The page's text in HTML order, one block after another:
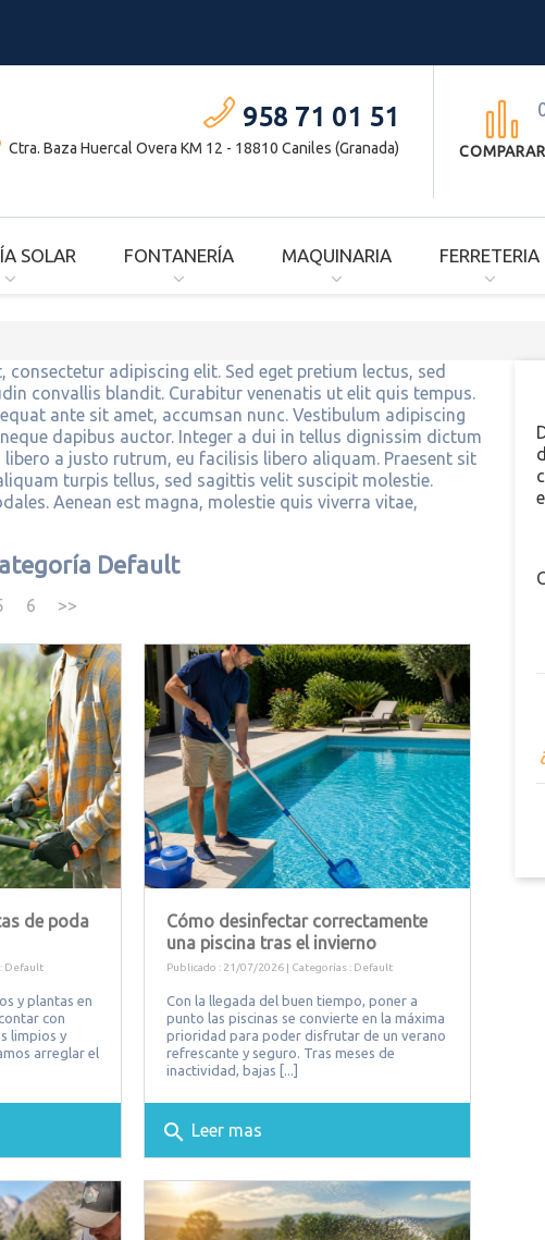

COMPARAR
958 71 01 51
Ctra. Baza Huercal Overa KM 12 - 18810 Caniles (Granada)
SOLAR FONTANERÍA MAQUINARIA FERRETERIA
adipiscing elit. Sed eget pretium lectus, sed
convallis blandit. Curabitur venenatis ut elit quis tempus.
ante sit amet, accumsan nunc. Vestibulum adipiscing
dapibus auctor. Integer a dui in tellus dignissim dictum
libero a justo rutrum, eu facilisis libero aliquam. Praesent sit
turpis tellus, sed sagittis velit suscipit molestie.
Aenean est magna, molestie quis viverra vitae,
Default
6 >>
de poda
Default
y plantas en
con
limpios y
arreglar el
Cómo desinfectar correctamente
una piscina tras el invierno
Publicado : 21/07/2026 | Categorías : Default
Con la llegada del buen tiempo, poner a
punto las piscinas se convierte en la máxima
prioridad para poder disfrutar de un verano
refrescante y seguro. Tras meses de
inactividad, bajas [...]
search Leer mas